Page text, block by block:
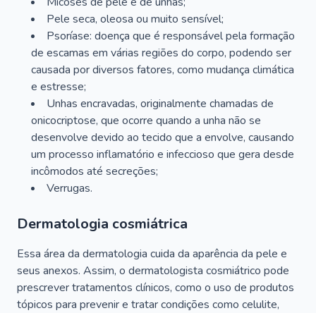
Pele seca, oleosa ou muito sensível;
Psoríase: doença que é responsável pela formação
de escamas em várias regiões do corpo, podendo ser
causada por diversos fatores, como mudança climática
e estresse;
Unhas encravadas, originalmente chamadas de
onicocriptose, que ocorre quando a unha não se
desenvolve devido ao tecido que a envolve, causando
um processo inflamatório e infeccioso que gera desde
incômodos até secreções;
Verrugas.
Dermatologia cosmiátrica
Essa área da dermatologia cuida da aparência da pele e
seus anexos. Assim, o dermatologista cosmiátrico pode
prescrever tratamentos clínicos, como o uso de produtos
tópicos para prevenir e tratar condições como celulite,